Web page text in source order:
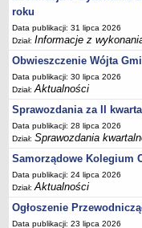
Imienne wykazy
Postać dokumentów
Akty Prawne,
Prawo miejscowe
Zarządzenia
przestrzennego
Dane przestrzenne -
Stałe obwody
obwodowych komisji
Plan ogólny gminy
roku
Data publikacji: 31 lipca 2026
Dział:Informacje z
Obwieszczenie Wójta
Data publikacji: 30 lipca 2026
Dział:Aktualności
Sprawozdania za II
Data publikacji: 28 lipca 2026
Dział:Sprawozdania
Samorządowe Kolegium
Data publikacji: 24 lipca 2026
Dział:Aktualności
Ogłoszenie
Data publikacji: 23 lipca 2026